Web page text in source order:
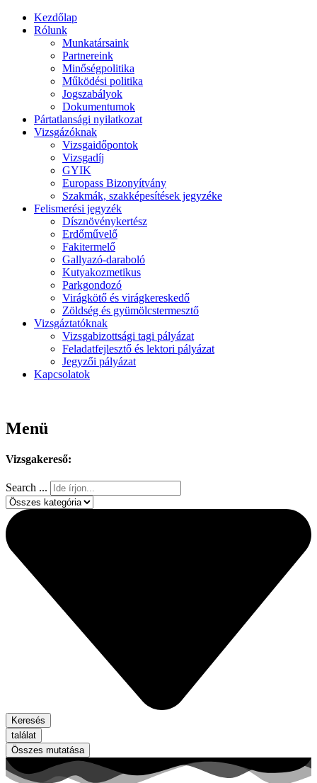
Kezdőlap
Rólunk
Munkatársaink
Partnereink
Minőségpolitika
Működési politika
Jogszabályok
Dokumentumok
Pártatlansági nyilatkozat
Vizsgázóknak
Vizsgaidőpontok
Vizsgadíj
GYIK
Europass Bizonyítvány
Szakmák, szakképesítések jegyzéke
Felismerési jegyzék
Dísznövénykertész
Erdőművelő
Fakitermelő
Gallyazó-daraboló
Kutyakozmetikus
Parkgondozó
Virágkötő és virágkereskedő
Zöldség és gyümölcstermesztő
Vizsgáztatóknak
Vizsgabizottsági tagi pályázat
Feladatfejlesztő és lektori pályázat
Jegyzői pályázat
Kapcsolatok
Menü
Vizsgakereső:
Search ...
Keresés
találat
Összes mutatása